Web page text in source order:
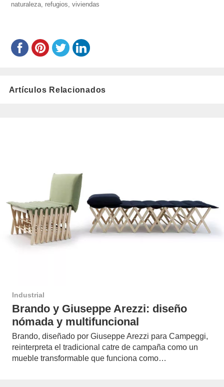
el
naturaleza, refugios,viviendas
Artículos Relacionados
Industrial
Brando y Giuseppe Arezzi: diseño
nómada y multifuncional
Brando, diseñado por Giuseppe Arezzi para Campeggi,
reinterpreta el tradicional catre de campaña como un
mueble transformable que funciona como…